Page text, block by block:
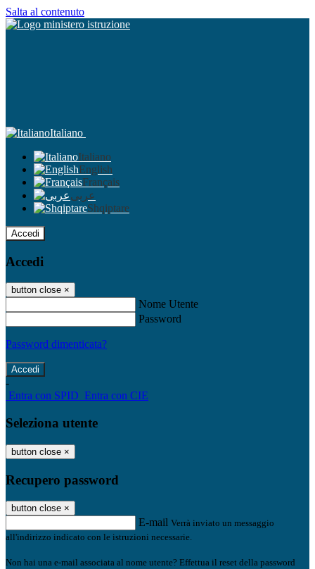
Salta al contenuto
Italiano
Italiano
English
Français
عربى
Shqiptare
Accedi
Accedi
button close ×
Nome Utente
Password
Password dimenticata?
-
Entra con SPID Entra con CIE
Seleziona utente
button close ×
Recupero password
button close ×
E-mail Verrà inviato un messaggio
all'indirizzo indicato con le istruzioni necessarie.
Non hai una e-mail associata al nome utente? Effettua il reset della password